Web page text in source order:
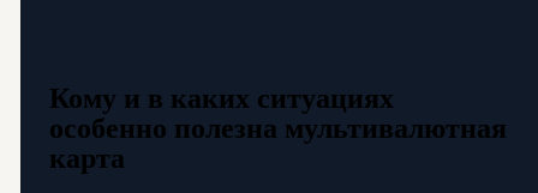
Кому и в каких ситуациях
особенно полезна мультивалютная
карта